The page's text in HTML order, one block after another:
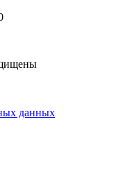
данных